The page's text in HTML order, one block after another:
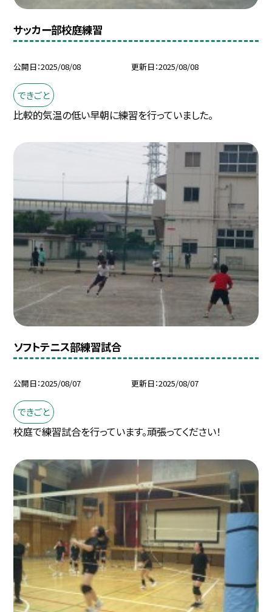
サッカー部校庭練習
公開日 2025/08/08 更新日 2025/08/08
できごと
比較的気温の低い早朝に練習を行っていました。
ソフトテニス部練習試合
公開日 2025/08/07 更新日 2025/08/07
できごと
校庭で練習試合を行っています。頑張ってください！